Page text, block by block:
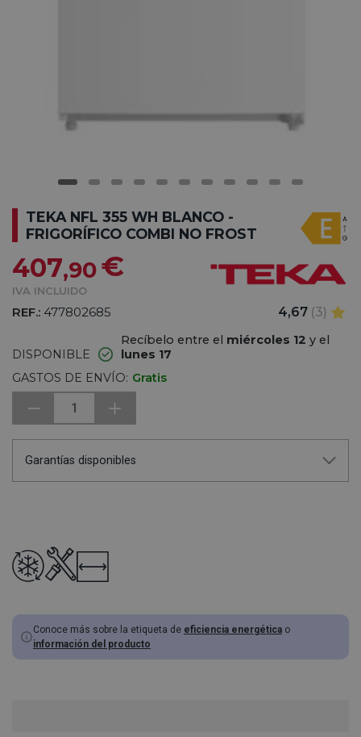
TEKA NFL 355 WH BLANCO -
FRIGORÍFICO COMBI NO FROST
407,90€
IVA INCLUIDO
REF.: 477802685 4,67 (3)
DISPONIBLE
Recíbelo entre el miércoles 12 y el
lunes 17
GASTOS DE ENVÍO: Gratis
1
Garantías disponibles
Conoce más sobre la etiqueta de eficiencia energética o
información del producto